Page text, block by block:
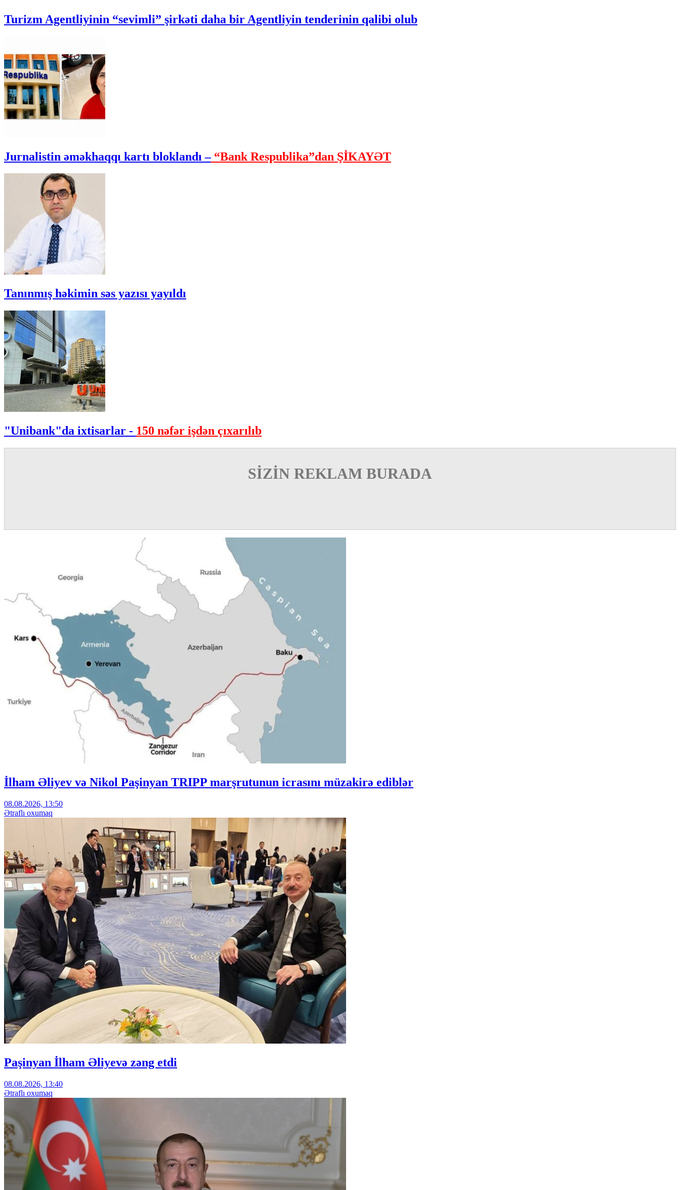
Turizm Agentliyinin “sevimli” şirkəti daha bir Agentliyin tenderinin qalibi olub
Jurnalistin əməkhaqqı kartı bloklandı –“Bank Respublika”dan ŞİKAYƏT
Tanınmış həkimin səs yazısı yayıldı
"Unibank"da ixtisarlar - 150 nəfər işdən çıxarılıb
SİZİN REKLAM BURADA
İlham Əliyev və Nikol Paşinyan TRIPP marşrutunun icrasını müzakirə ediblər
08.08.2026, 13:50
Ətraflı oxumaq
Paşinyan İlham Əliyevə zəng etdi
08.08.2026, 13:40
Ətraflı oxumaq